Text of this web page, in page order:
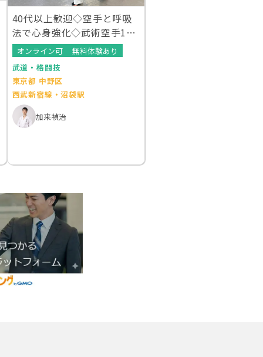
40代以上歓迎◇空手と呼吸
法で心身強化◇武術空手1日
体験＠中野区
オンライン可
無料体験あり
武道・格闘技
東京都 中野区
西武新宿線・沼袋駅
加来禎治